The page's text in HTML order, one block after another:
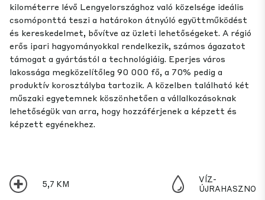
kilométerre lévő Lengyelországhoz való közelsége ideális
csomóponttá teszi a határokon átnyúló együttműködést
és kereskedelmet, bővítve az üzleti lehetőségeket. A régió
erős ipari hagyományokkal rendelkezik, számos ágazatot
támogat a gyártástól a technológiáig. Eperjes város
lakossága megközelítőleg 90 000 fő, a 70% pedig a
produktív korosztályba tartozik. A közelben található két
műszaki egyetemnek köszönhetően a vállalkozásoknak
lehetőségük van arra, hogy hozzáférjenek a képzett és
képzett egyénekhez.
5,7 KM
VÍZ-